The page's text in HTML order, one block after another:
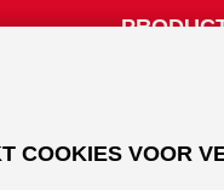
COOKIES VOOR